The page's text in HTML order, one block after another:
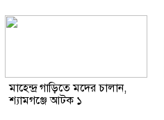
মাহেন্দ্র গাড়িতে মদের চালান,
শ্যামগঞ্জে আটক ১